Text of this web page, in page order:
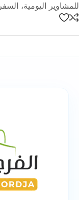
للمشاوير اليومية،